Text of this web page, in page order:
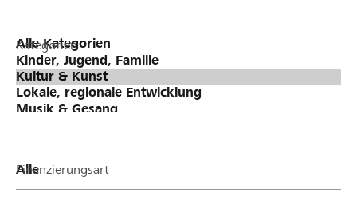
Kategorien
Finanzierungsart